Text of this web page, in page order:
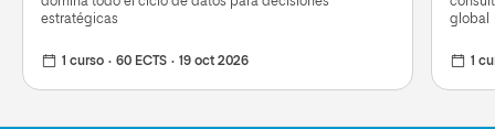
estratégicas
1 curso 60 ECTS 19 oct 2026
global
1